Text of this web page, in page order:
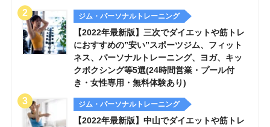
ジム・パーソナルトレーニング
【2022年最新版】三次でダイエットや筋トレ
におすすめの”安い”スポーツジム、フィット
ネス、パーソナルトレーニング、ヨガ、キッ
クボクシング等5選(24時間営業・プール付
き・女性専用・無料体験あり)
ジム・パーソナルトレーニング
【2022年最新版】中山でダイエットや筋トレ